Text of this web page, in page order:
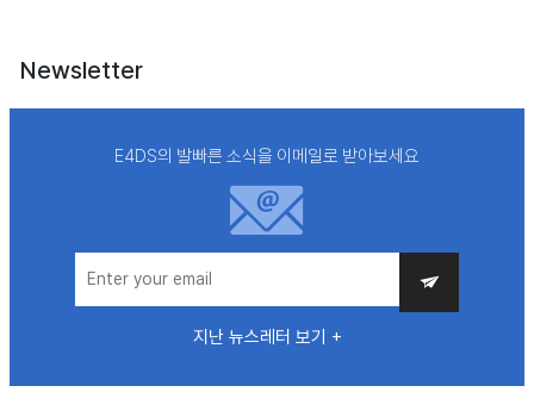
Newsletter
E4DS의 발빠른 소식을 이메일로 받아보세요
지난 뉴스레터 보기 +